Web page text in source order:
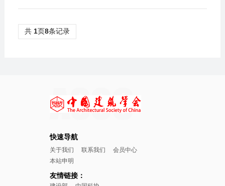
共 1页8条记录
快速导航
关于我们 联系我们
会员中心
本站申明
友情链接：